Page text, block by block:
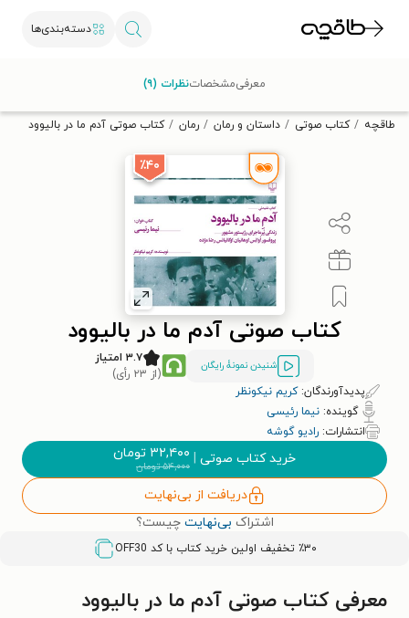
دسته‌بندی‌ها
تخفیف از طاقچه دریافت کن.
طاقچه کتاب صوتی داستان و رمان رمان کتاب صوتی آدم ما در بالیوود
٪۴۰
کتاب صوتی آدم ما در بالیوود
شنیدن نمونۀ رایگان
۳.۷ امتیاز
(از ۲۳ رأی)
پدیدآورندگان:کریم نیکونظر
گوینده: نیما رئیسی
انتشارات: رادیو گوشه
خرید کتاب صوتی | ۳۲,۴۰۰ تومان
۵۴,۰۰۰تومان
دریافت از بی‌نهایت
اشتراک بی‌نهایت چیست؟
٪۳۰ تخفیف اولین خرید کتاب با کد OFF30
معرفیمشخصاتنظرات (۹)
معرفی کتاب صوتی آدم ما در بالیوود